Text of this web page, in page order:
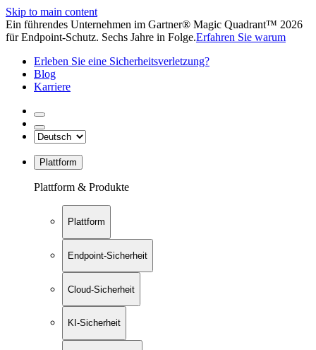
Skip to main content
Ein führendes Unternehmen im Gartner® Magic Quadrant™ 2026
für Endpoint-Schutz. Sechs Jahre in Folge.Erfahren Sie warum
Erleben Sie eine Sicherheitsverletzung?
Blog
Karriere
Plattform
Plattform & Produkte
Plattform
Endpoint-Sicherheit
Cloud-Sicherheit
KI-Sicherheit